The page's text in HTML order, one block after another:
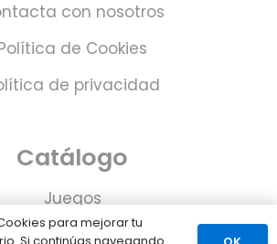
con nosotros
de Cookies
de privacidad
Catálogo
Juegos
Consolas
para mejorar tu